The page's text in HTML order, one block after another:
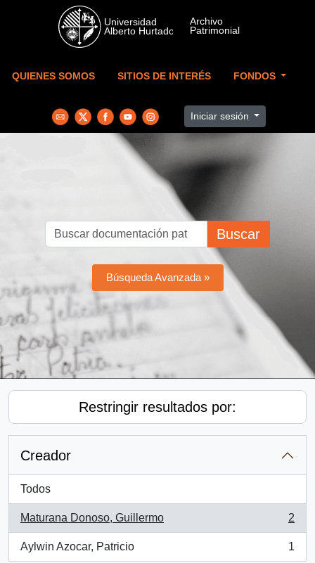
Skip to main content
QUIENES SOMOS SITIOS DE INTERÉS FONDOS
Iniciar sesión
Buscar
Búsqueda Avanzada »
Restringir resultados por:
Creador
Todos
Maturana Donoso, Guillermo
, 2 resultados
2
Aylwin Azocar, Patricio
, 1 resultados
1